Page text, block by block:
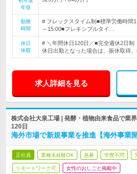
年収
勤務
時間
# フレックスタイム制■標準労働時間
～15:00■フレキシブルタイ…
休日
休暇
# ＼年間休日120日／■完全週休2日
休日出勤となった場合は、振休取得
求人詳細を見る
株式会社大泉工場 | 発酵・植物由来食品で業
120日
海外市場で新規事業を推進【海外事業
正社員 業種未経験OK 急募 学歴不問
リモートワーク可 女性のおしごと掲載中